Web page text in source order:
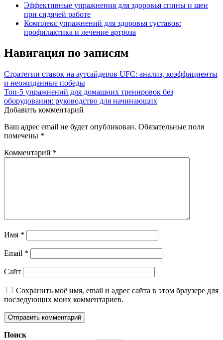
Эффективные упражнения для здоровья спины и шеи
при сидячей работе
Комплекс упражнений для здоровья суставов:
профилактика и лечение артроза
Навигация по записям
Стратегии ставок на аутсайдеров UFC: анализ, коэффициенты
и неожиданные победы
Топ-5 упражнений для домашних тренировок без
оборудования: руководство для начинающих
Добавить комментарий
Ваш адрес email не будет опубликован. Обязательные поля
помечены *
Комментарий *
Имя *
Email *
Сайт
Сохранить моё имя, email и адрес сайта в этом браузере для
последующих моих комментариев.
Поиск